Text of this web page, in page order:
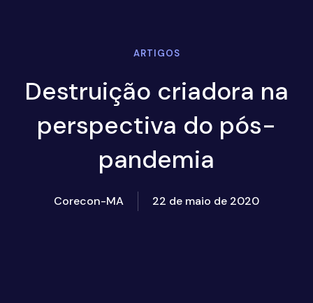
ARTIGOS
Destruição criadora na
perspectiva do pós-
pandemia
Corecon-MA 22 de maio de 2020